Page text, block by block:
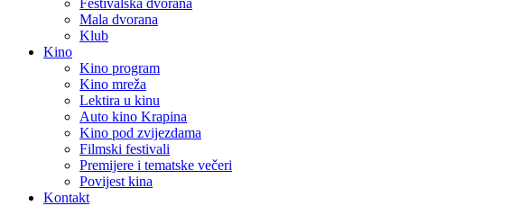
Festivalska dvorana
Mala dvorana
Klub
Kino
Kino program
Kino mreža
Lektira u kinu
Auto kino Krapina
Kino pod zvijezdama
Filmski festivali
Premijere i tematske večeri
Povijest kina
Kontakt